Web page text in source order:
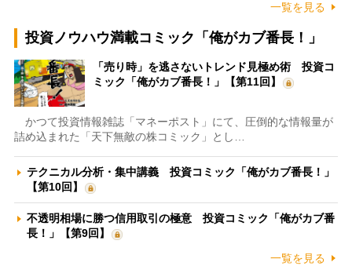
一覧を見る
投資ノウハウ満載コミック「俺がカブ番長！」
「売り時」を逃さないトレンド見極め術 投資コ
ミック「俺がカブ番長！」【第11回】
かつて投資情報雑誌「マネーポスト」にて、圧倒的な情報量が
詰め込まれた「天下無敵の株コミック」とし…
テクニカル分析・集中講義 投資コミック「俺がカブ番長！」
【第10回】
不透明相場に勝つ信用取引の極意 投資コミック「俺がカブ番
長！」【第9回】
一覧を見る